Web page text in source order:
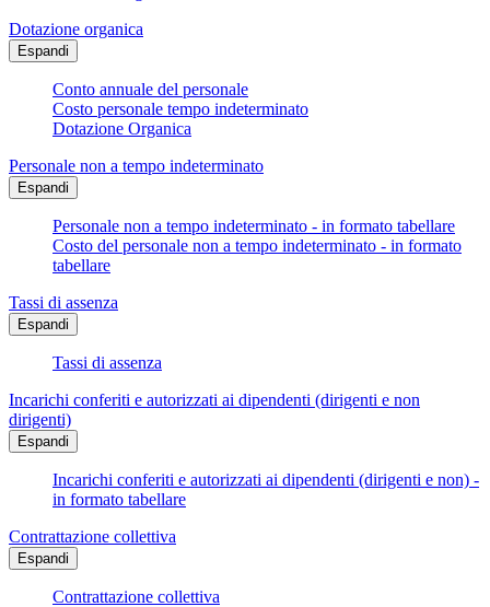
Dotazione organica
Espandi
Conto annuale del personale
Costo personale tempo indeterminato
Dotazione Organica
Personale non a tempo indeterminato
Espandi
Personale non a tempo indeterminato - in formato tabellare
Costo del personale non a tempo indeterminato - in formato
tabellare
Tassi di assenza
Espandi
Tassi di assenza
Incarichi conferiti e autorizzati ai dipendenti (dirigenti e non
dirigenti)
Espandi
Incarichi conferiti e autorizzati ai dipendenti (dirigenti e non) -
in formato tabellare
Contrattazione collettiva
Espandi
Contrattazione collettiva